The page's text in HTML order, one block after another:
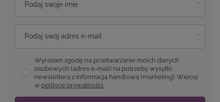
Podaj swoje imię
Podaj swój adres e-mail
Wyrażam zgodę na przetwarzanie moich danych
osobowych (adres e-mail) na potrzeby wysyłki
newslettera z informacją handlową (marketing). Więcej
w polityce prywatności.